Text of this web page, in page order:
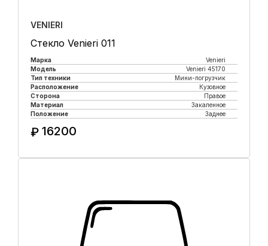
VENIERI
Стекло Venieri 011
Марка
Venieri
Модель
Venieri 45170
Тип техники
Мини-погрузчик
Расположение
Кузовное
Сторона
Правое
Материал
Закаленное
Положение
Заднее
₽ 16200